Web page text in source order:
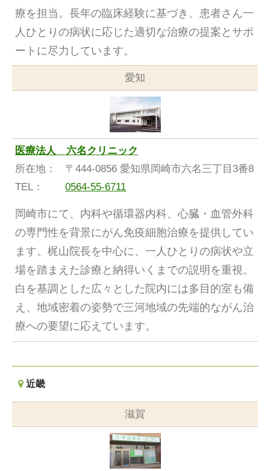
療を担当。長年の臨床経験に基づき、患者さん一
人ひとりの病状に応じた適切な治療の提案とサポ
ートに尽力しています。
愛知
医療法人 六名クリニック
所在地：
〒444-0856 愛知県岡崎市六名三丁目3番8
TEL：
0564-55-6711
岡崎市にて、内科や循環器内科、心臓・血管外科
の専門性を背景にがん免疫細胞治療を提供してい
ます。梶山院長を中心に、一人ひとりの病状や立
場を踏まえた診療と納得いくまでの説明を重視。
白を基調とした広々とした院内には多目的室も備
え、地域密着の姿勢で三河地域の先端的ながん治
療への要望に応えています。
近畿
滋賀